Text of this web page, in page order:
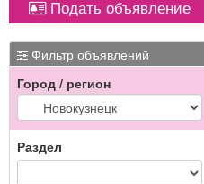
Подать объявление
Фильтр объявлений
Город / регион
Раздел